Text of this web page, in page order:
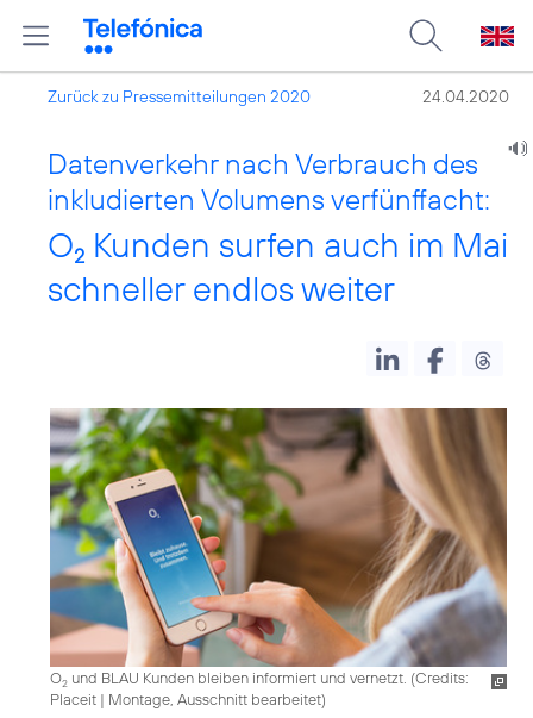
Zurück zu Pressemitteilungen 2020 24.04.2020
Datenverkehr nach Verbrauch des
inkludierten Volumens verfünffacht:
O2 Kunden surfen auch im Mai
schneller endlos weiter
O2 und BLAU Kunden bleiben informiert und vernetzt. (Credits:
Placeit | Montage, Ausschnitt bearbeitet)